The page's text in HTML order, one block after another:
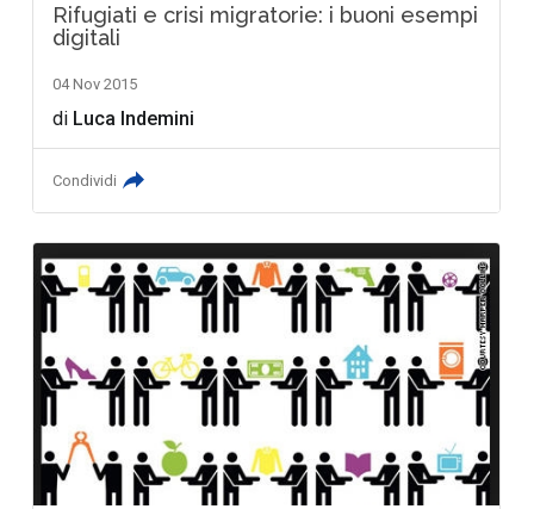
Rifugiati e crisi migratorie: i buoni esempi
digitali
04 Nov 2015
di Luca Indemini
Condividi